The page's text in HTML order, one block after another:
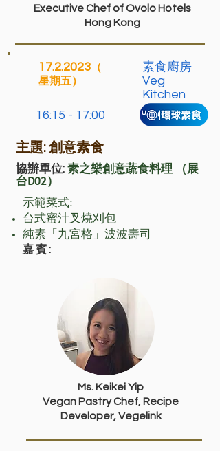
Executive Chef of Ovolo Hotels
Hong Kong
17.2.2023 （
星期五）
16:15 - 17:00
素食廚房
Veg
Kitchen
主題: 創意素食
協辦單位: 素之樂創意蔬食料理 （展
台D02）
示範菜式:
台式蜜汁叉燒刈包
純素「九宮格」波波壽司
嘉賓:
Ms. Keikei Yip
Vegan Pastry Chef, Recipe
Developer, Vegelink